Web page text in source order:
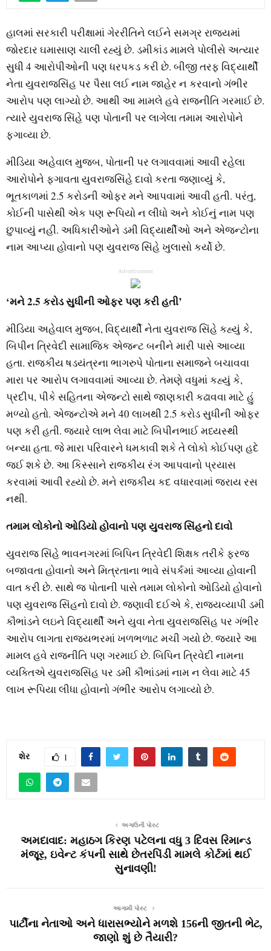
હાલમાં સરકારી પરીક્ષામાં ગેરરીતિને લઈને સમગ્ર રાજ્યમાં
જોરદાર ઘમાસાણ ચાલી રહ્યું છે. ડમીકાંડ મામલે પોલીસે અત્યાર
સુધી 4 આરોપીઓની પણ ધરપકડ કરી છે. બીજી તરફ વિદ્યાર્થી
નેતા યુવરાજસિંહ પર પૈસા લઈ નામ જાહેર ન કરવાનો ગંભીર
આરોપ પણ લાગ્યો છે. આથી આ મામલે હવે રાજનીતિ ગરમાઈ છે.
ત્યારે યુવરાજ સિંહે પણ પોતાની પર લાગેલા તમામ આરોપોને
ફગાવ્યા છે.
મીડિયા અહેવાલ મુજબ, પોતાની પર લગાવવામાં આવી રહેલા
આરોપોને ફગાવતા યુવરાજસિંહે દાવો કરતા જણાવ્યું કે,
ભૂતકાળમાં 2.5 કરોડની ઓફર મને આપવામાં આવી હતી. પરંતુ,
કોઈની પાસેથી એક પણ રૂપિયો ન લીધો અને કોઈનું નામ પણ
છુપાવ્યું નહીં. અધિકારીઓને ડમી વિદ્યાર્થીઓ અને એજન્ટોના
નામ આપ્યા હોવાનો પણ યુવરાજ સિંહે ખુલાસો કર્યો છે.
Advertisement
‘મને 2.5 કરોડ સુધીની ઓફર પણ કરી હતી’
મીડિયા અહેવાલ મુજબ, વિદ્યાર્થી નેતા યુવરાજ સિંહે કહ્યું કે,
બિપીન ત્રિવેદી સામાજિક એજન્ટ બનીને મારી પાસે આવ્યા
હતા. રાજકીય ષડયંત્રના ભાગરુપે પોતાના સમાજને બચાવવા
મારા પર આરોપ લગાવવામાં આવ્યા છે. તેમણે વધુમાં કહ્યું કે,
પ્રદીપ, પીકે સહિતના એજન્ટો સાથે જાણકારી કઢાવવા માટે હું
મળ્યો હતો. એજન્ટોએ મને 40 લાખથી 2.5 કરોડ સુધીની ઓફર
પણ કરી હતી. જ્યારે લાભ લેવા માટે બિપીનભાઈ મધ્યસ્થી
બન્યા હતા. જે મારા પરિવારને ધમકાવી શકે તે લોકો કોઈપણ હદે
જઈ શકે છે. આ કિસ્સાને રાજકીય રંગ આપવાનો પ્રયાસ
કરવામાં આવી રહ્યો છે. મને રાજકીય કદ વધારવામાં જરાય રસ
નથી.
તમામ લોકોનો ઓડિયો હોવાનો પણ યુવરાજ સિંહનો દાવો
યુવરાજ સિંહે ભાવનગરમાં બિપિન ત્રિવેદી શિક્ષક તરીકે ફરજ
બજાવતા હોવાનો અને મિત્રતાના ભાવે સંપર્કમાં આવ્યા હોવાની
વાત કરી છે. સાથે જ પોતાની પાસે તમામ લોકોનો ઓડિયો હોવાનો
પણ યુવરાજ સિંહનો દાવો છે. જણાવી દઈએ કે, રાજ્યવ્યાપી ડમી
કૌભાંડને લઇને વિદ્યાર્થી અને યુવા નેતા યુવરાજસિંહ પર ગંભીર
આરોપ લાગતા રાજ્યભરમાં ખળભળાટ મચી ગયો છે. જ્યારે આ
મામલ હવે રાજનીતિ પણ ગરમાઈ છે. બિપિન ત્રિવેદી નામના
વ્યક્તિએ યુવરાજસિંહ પર ડમી કૌભાંડમાં નામ ન લેવા માટે 45
લાખ રૂપિયા લીધા હોવાનો ગંભીર આરોપ લગાવ્યો છે.
શેર 1
અગાઉની પોસ્ટ
અમદાવાદ: મહાઠગ કિરણ પટેલના વધુ 3 દિવસ રિમાન્ડ
મંજૂર, ઇવેન્ટ કંપની સાથે છેતરપિંડી મામલે કોર્ટમાં થઈ
સુનાવણી!
આગામી પોસ્ટ
પાર્ટીના નેતાઓ અને ધારાસભ્યોને મળશે 156ની જીતની ભેટ,
જાણો શું છે તૈયારી?